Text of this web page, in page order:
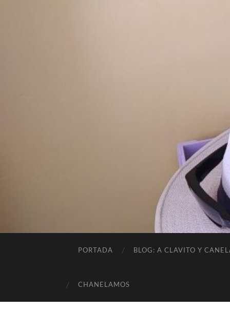
PORTADA BLOG: A CLAVITO Y
CHANELAMOS